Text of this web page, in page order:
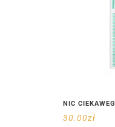
NIC
30.00zł